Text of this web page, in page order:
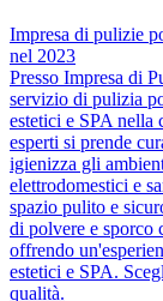
Impresa di pulizie
nel 2023
Presso Impresa di
servizio di pulizia
estetici e SPA nella
esperti si prende
igienizza gli
elettrodomestici e
spazio pulito e
di polvere e sporco
offrendo
estetici e SPA.
qualità.